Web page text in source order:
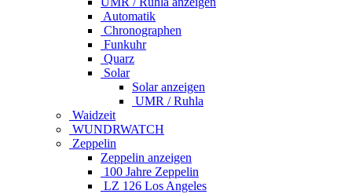
Automatik
Chronographen
Funkuhr
Quarz
Solar
Solar anzeigen
UMR / Ruhla
Waidzeit
WUNDRWATCH
Zeppelin
Zeppelin anzeigen
100 Jahre Zeppelin
LZ 126 Los Angeles